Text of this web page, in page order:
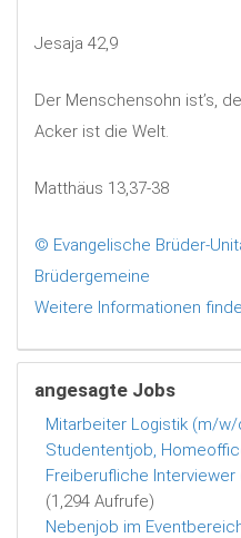
Jesaja 42,9
Der Menschensohn ist’s,
Acker ist die Welt.
Matthäus 13,37-38
© Evangelische Brüder-
Brüdergemeine
Weitere Informationen
angesagte Jobs
Mitarbeiter Logistik (m/w/
Studententjob,
Freiberufliche
(1,294 Aufrufe)
Nebenjob im